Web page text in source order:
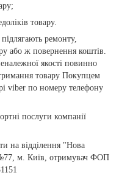
товару.
ремонту,
або ж повернення коштів.
якості повинно
товару Покупцем
viber по номеру телефону
послуги компанії
на відділення "Нова
м. Київ, отримувач ФОП